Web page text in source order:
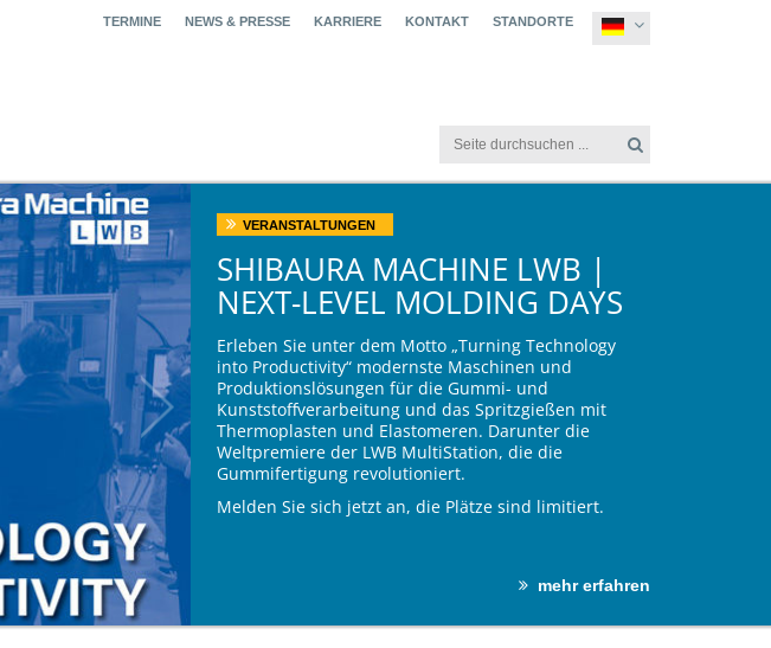
TERMINE NEWS & PRESSE KARRIERE KONTAKT STANDORTE
VERANSTALTUNGEN
SHIBAURA MACHINE LWB |
NEXT-LEVEL MOLDING DAYS
Erleben Sie unter dem Motto „Turning Technology
into Productivity“ modernste Maschinen und
Produktionslösungen für die Gummi- und
Kunststoffverarbeitung und das Spritzgießen mit
Thermoplasten und Elastomeren. Darunter die
Weltpremiere der LWB MultiStation, die die
Gummifertigung revolutioniert.
Melden Sie sich jetzt an, die Plätze sind limitiert.
mehr erfahren